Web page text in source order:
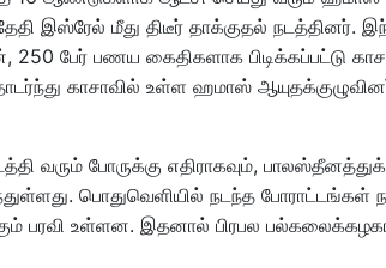
இஸ்ரேல் மீது திடீர் தாக்குதல் நடத்தினர்.
250 பேர் பணய கைதிகளாக பிடிக்கப்பட்டு
காசாவில் உள்ள ஹமாஸ்
வரும் போருக்கு எதிராகவும்,
பொதுவெளியில் நடந்த போராட்டங்கள்
பரவி உள்ளன. இதனால் பிரபல